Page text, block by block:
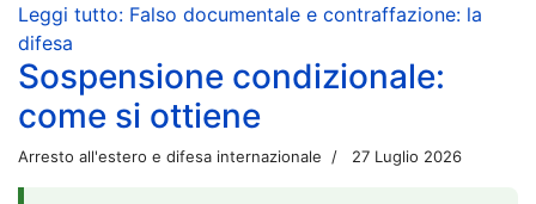
Leggi tutto: Falso documentale e contraffazione: la
difesa
Sospensione condizionale:
come si ottiene
Arresto all'estero e difesa internazionale 27 Luglio 2026